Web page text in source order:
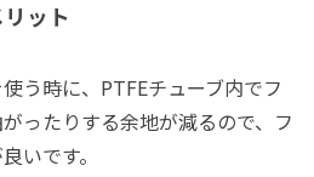
ット
う時に、PTFEチューブ内でフ
ったりする余地が減るので、フ
いです。